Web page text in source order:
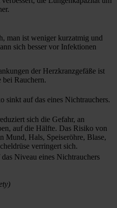
man ist weniger kurzatmig und
sich besser vor Infektionen
der Herzkranzgefäße ist
bei Rauchern.
sinkt auf das eines Nichtrauchers.
sich die Gefahr, an
auf die Hälfte. Das Risiko von
Mund, Hals, Speiseröhre, Blase,
verringert sich.
Niveau eines Nichtrauchers